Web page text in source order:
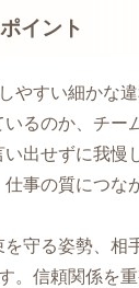
イント
やすい細かな
るのか、チー
出せずに我慢
事の質につな
守る姿勢、相
。信頼関係を